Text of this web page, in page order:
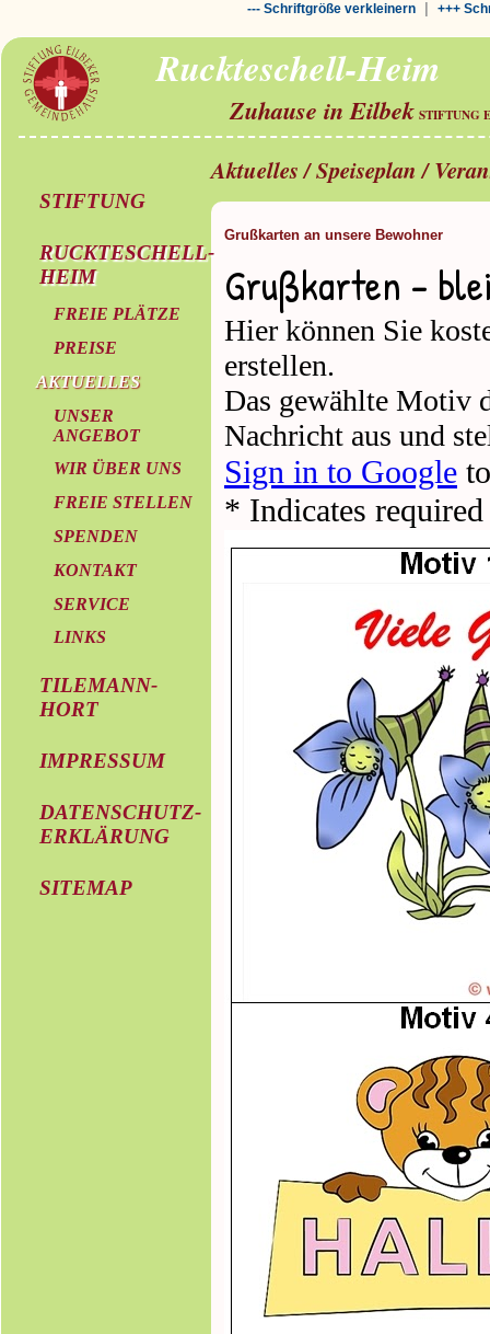
--- Schriftgröße verkleinern| +++
Ruckteschell-Heim
Zuhause in Eilbek STIFTUNG
STIFTUNG
RUCKTESCHELL-
HEIM
FREIE PLÄTZE
PREISE
AKTUELLES
UNSER
ANGEBOT
WIR ÜBER UNS
FREIE STELLEN
SPENDEN
KONTAKT
SERVICE
LINKS
TILEMANN-
HORT
IMPRESSUM
DATENSCHUTZ-
ERKLÄRUNG
SITEMAP
Aktuelles / Speiseplan /
Grußkarten an unsere Bewohner